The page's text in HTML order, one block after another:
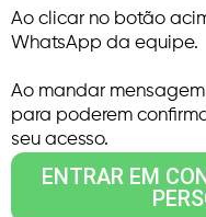
Ao clicar no botão
WhatsApp da equipe.
Ao mandar
para poderem
seu acesso.
ENTRAR EM